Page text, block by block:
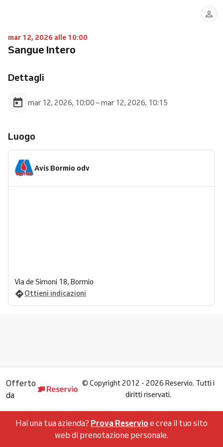
mar 12, 2026 alle 10:00
Sangue Intero
Dettagli
mar 12, 2026, 10:00 – mar 12, 2026, 10:15
Luogo
Avis Bormio odv
Via de Simoni 18, Bormio
Ottieni indicazioni
Offerto
da
© Copyright 2012 - 2026 Reservio. Tutti i
diritti riservati.
Hai una tua azienda? Prova Reservio e crea il tuo sito
web di prenotazione personale.